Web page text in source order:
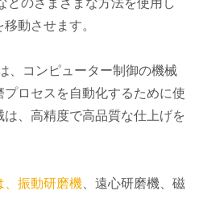
どのさまざまな方法を使用し
動させます。
、コンピューター制御の機械
ロセスを自動化するために使
、高精度で高品質な仕上げを
、振動研磨機、遠心研磨機、磁